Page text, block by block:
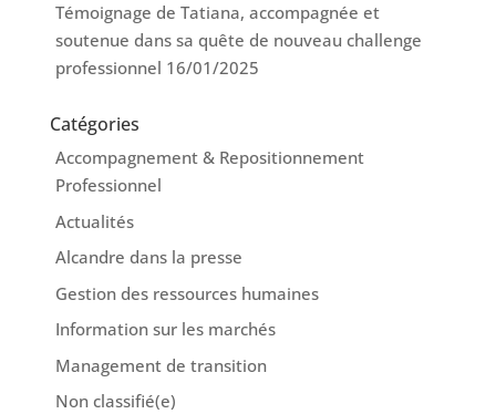
Témoignage de Tatiana, accompagnée et
soutenue dans sa quête de nouveau challenge
professionnel 16/01/2025
Catégories
Accompagnement & Repositionnement
Professionnel
Actualités
Alcandre dans la presse
Gestion des ressources humaines
Information sur les marchés
Management de transition
Non classifié(e)